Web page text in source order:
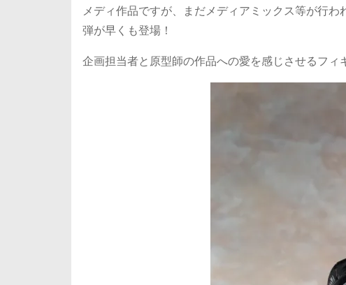
メディ作品ですが、まだメディアミックス等が行
弾が早くも登場！
企画担当者と原型師の作品への愛を感じさせるフィ